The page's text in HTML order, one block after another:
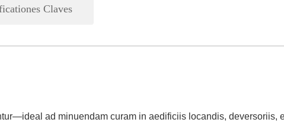
Claves
ad minuendam curam in aedificiis locandis, deversoriis,